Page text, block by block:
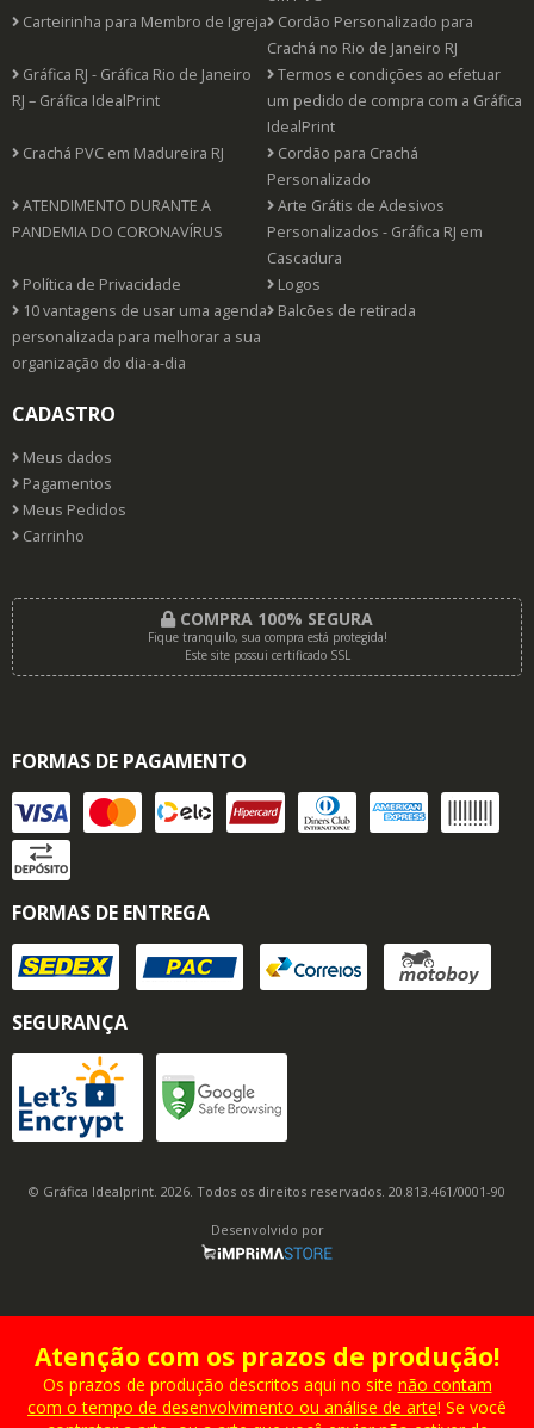
Carteirinha para Membro de Igreja
Cordão Personalizado para
Crachá no Rio de Janeiro RJ
Gráfica RJ - Gráfica Rio de Janeiro
RJ – Gráfica IdealPrint
Termos e condições ao efetuar
um pedido de compra com a Gráfica
IdealPrint
Crachá PVC em Madureira RJ
Cordão para Crachá
Personalizado
ATENDIMENTO DURANTE A
PANDEMIA DO CORONAVÍRUS
Arte Grátis de Adesivos
Personalizados - Gráfica RJ em
Cascadura
Política de Privacidade
Logos
10 vantagens de usar uma agenda
personalizada para melhorar a sua
organização do dia-a-dia
Balcões de retirada
CADASTRO
Meus dados
Pagamentos
Meus Pedidos
Carrinho
COMPRA 100% SEGURA
Fique tranquilo, sua compra está protegida!
Este site possui certificado SSL
FORMAS DE PAGAMENTO
FORMAS DE ENTREGA
SEGURANÇA
© Gráfica Idealprint. 2026. Todos os direitos reservados. 20.813.461/0001-90
Desenvolvido por
Atenção com os prazos de produção!
Os prazos de produção descritos aqui no site não contam
com o tempo de desenvolvimento ou análise de arte! Se você